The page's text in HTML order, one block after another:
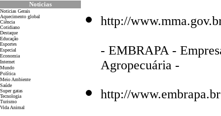
Noticias
Noticias Gerais
Aquecimento global
Ciência
Cotidiano
Destaque
Educação
Esportes
Especial
Economia
Internet
Mundo
Política
Meio Ambiente
Saúde
Super gatas
Tecnologia
Turismo
Vida Animal
http://
- EMBRAPA -
Agropecuária -
http://www.embrapa.br